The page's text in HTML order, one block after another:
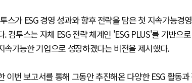
스가 ESG 경영 성과와 향후 전략을 담은 첫 지속가능경
. 컴투스는 자체 ESG 전략 체계인 'ESG PLUS'를 기반으
속가능한 기업으로 성장하겠다는 비전을 제시했다.
이번 보고서를 통해 그동안 추진해온 다양한 ESG 활동